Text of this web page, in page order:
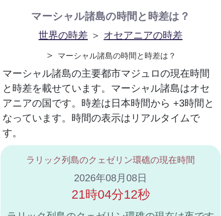
マーシャル諸島の時間と時差は？
世界の時差 ＞ オセアニアの時差
＞
マーシャル諸島の時間と時差は？
マーシャル諸島の主要都市マジュロの現在時間
と時差を載せています。マーシャル諸島はオセ
アニアの国です。時差は日本時間から +3時間と
なっています。時間の表示はリアルタイムで
す。
ラリック列島のクェゼリン環礁の現在時間
2026年08月08日
21時04分12秒